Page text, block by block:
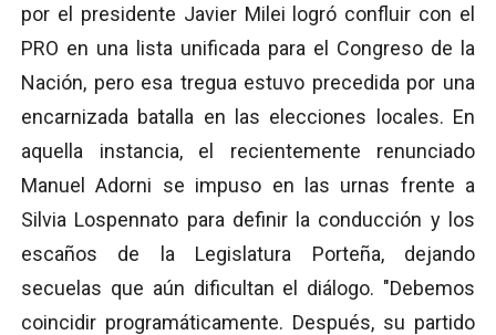
por el presidente Javier Milei logró confluir con el
PRO en una lista unificada para el Congreso de la
Nación, pero esa tregua estuvo precedida por una
encarnizada batalla en las elecciones locales. En
aquella instancia, el recientemente renunciado
Manuel Adorni se impuso en las urnas frente a
Silvia Lospennato para definir la conducción y los
escaños de la Legislatura Porteña, dejando
secuelas que aún dificultan el diálogo. "Debemos
coincidir programáticamente. Después, su partido